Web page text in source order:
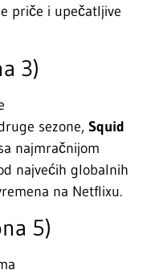
priče i upečatljive
3)
sezone, Squid
najmračnijom
najvećih globalnih
na Netflixu.
5)